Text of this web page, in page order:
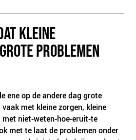
KLEINE
PROBLEMEN
ene op de andere dag grote
met kleine zorgen, kleine
niet-weten-hoe-eruit-te
met te laat de problemen onder